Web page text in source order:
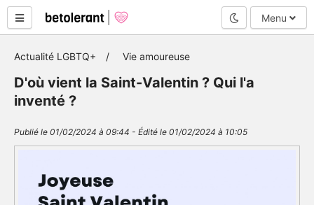
Mode nuit
Menu
Actualité LGBTQ+ Vie amoureuse
D'où vient la Saint-Valentin ? Qui l'a
inventé ?
Publié le 01/02/2024 à 09:44 - Édité le 01/02/2024 à 10:05